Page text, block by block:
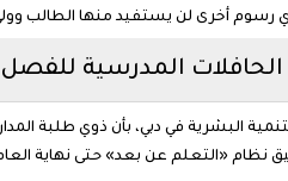
أخرى لن يستفيد منها الطالب وولي الأمر حتى
المدرسية للفصل
البشرية في دبي، بأن ذوي طلبة
نظام «التعلم عن بعد» حتى نهاية